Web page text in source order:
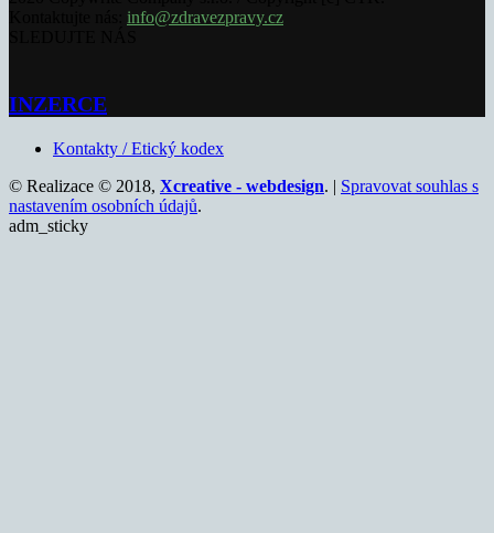
info@zdravezpravy.cz
INZERCE
Kontakty / Etický kodex
© Realizace © 2018, Xcreative - webdesign. | Spravovat souhlas s
nastavením osobních údajů.
adm_sticky